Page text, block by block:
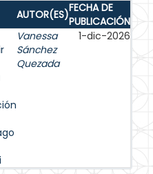
AUTOR(ES)FECHA DE
PUBLICACIÓN
Vanessa
Sánchez
Quezada
1-dic-2026